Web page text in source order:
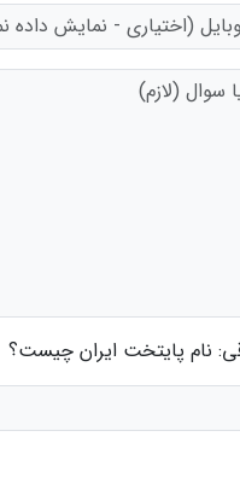
نام پایتخت ایران چیست؟